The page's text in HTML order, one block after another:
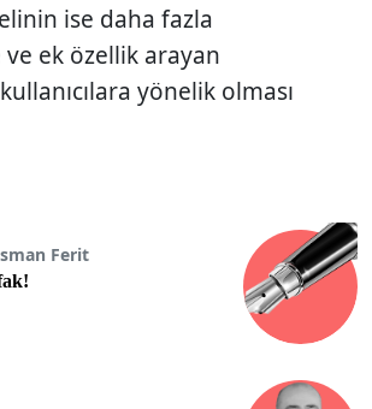
ise daha fazla
ek özellik arayan
yönelik olması
Ferit